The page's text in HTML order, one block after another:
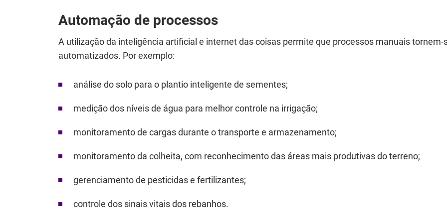
Automação de processos
A utilização da inteligência artificial e internet das coisas permite que processos manuais tornem-
automatizados. Por exemplo:
análise do solo para o plantio inteligente de sementes;
medição dos níveis de água para melhor controle na irrigação;
monitoramento de cargas durante o transporte e armazenamento;
monitoramento da colheita, com reconhecimento das áreas mais produtivas do terreno;
gerenciamento de pesticidas e fertilizantes;
controle dos sinais vitais dos rebanhos.